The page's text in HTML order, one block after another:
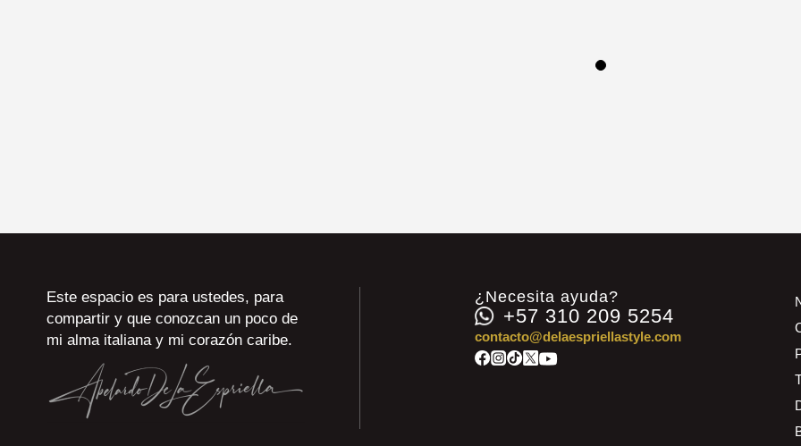
Este espacio es para ustedes, para
compartir y que conozcan un poco de
mi alma italiana y mi corazón caribe.
¿Necesita ayuda?
+57 310 209 5254
contacto@delaespriellastyle.com